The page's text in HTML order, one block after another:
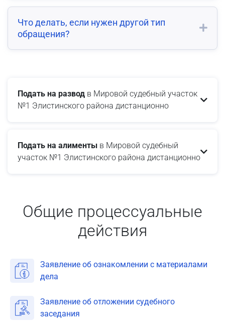
Что делать, если нужен другой тип
обращения?
Подать на развод в Мировой судебный участок
№1 Элистинского района дистанционно
Подать на алименты в Мировой судебный
участок №1 Элистинского района дистанционно
Общие процессуальные
действия
Заявление об ознакомлении с материалами
дела
Заявление об отложении судебного
заседания